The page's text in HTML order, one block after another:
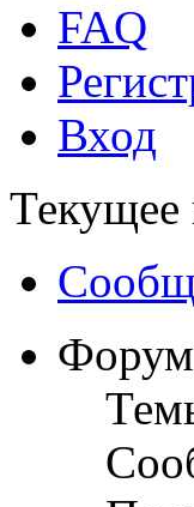
FAQ
Вход
Текущее
Форум